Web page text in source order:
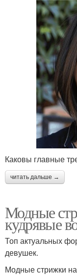
Каковы главные
читать дальше →
Модные
кудрявые
Топ актуальных
девушек.
Модные стрижки